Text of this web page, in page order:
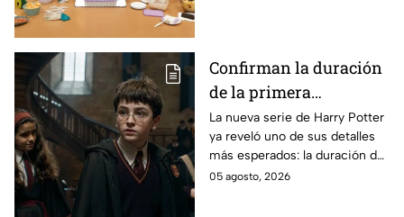
Confirman la duración
de la primera
temporada de Harry
Potter y emocionará a
los fans de los libros
La nueva serie de Harry Potter
ya reveló uno de sus detalles
más esperados: la duración de
la primera temporada basada
05 agosto, 2026